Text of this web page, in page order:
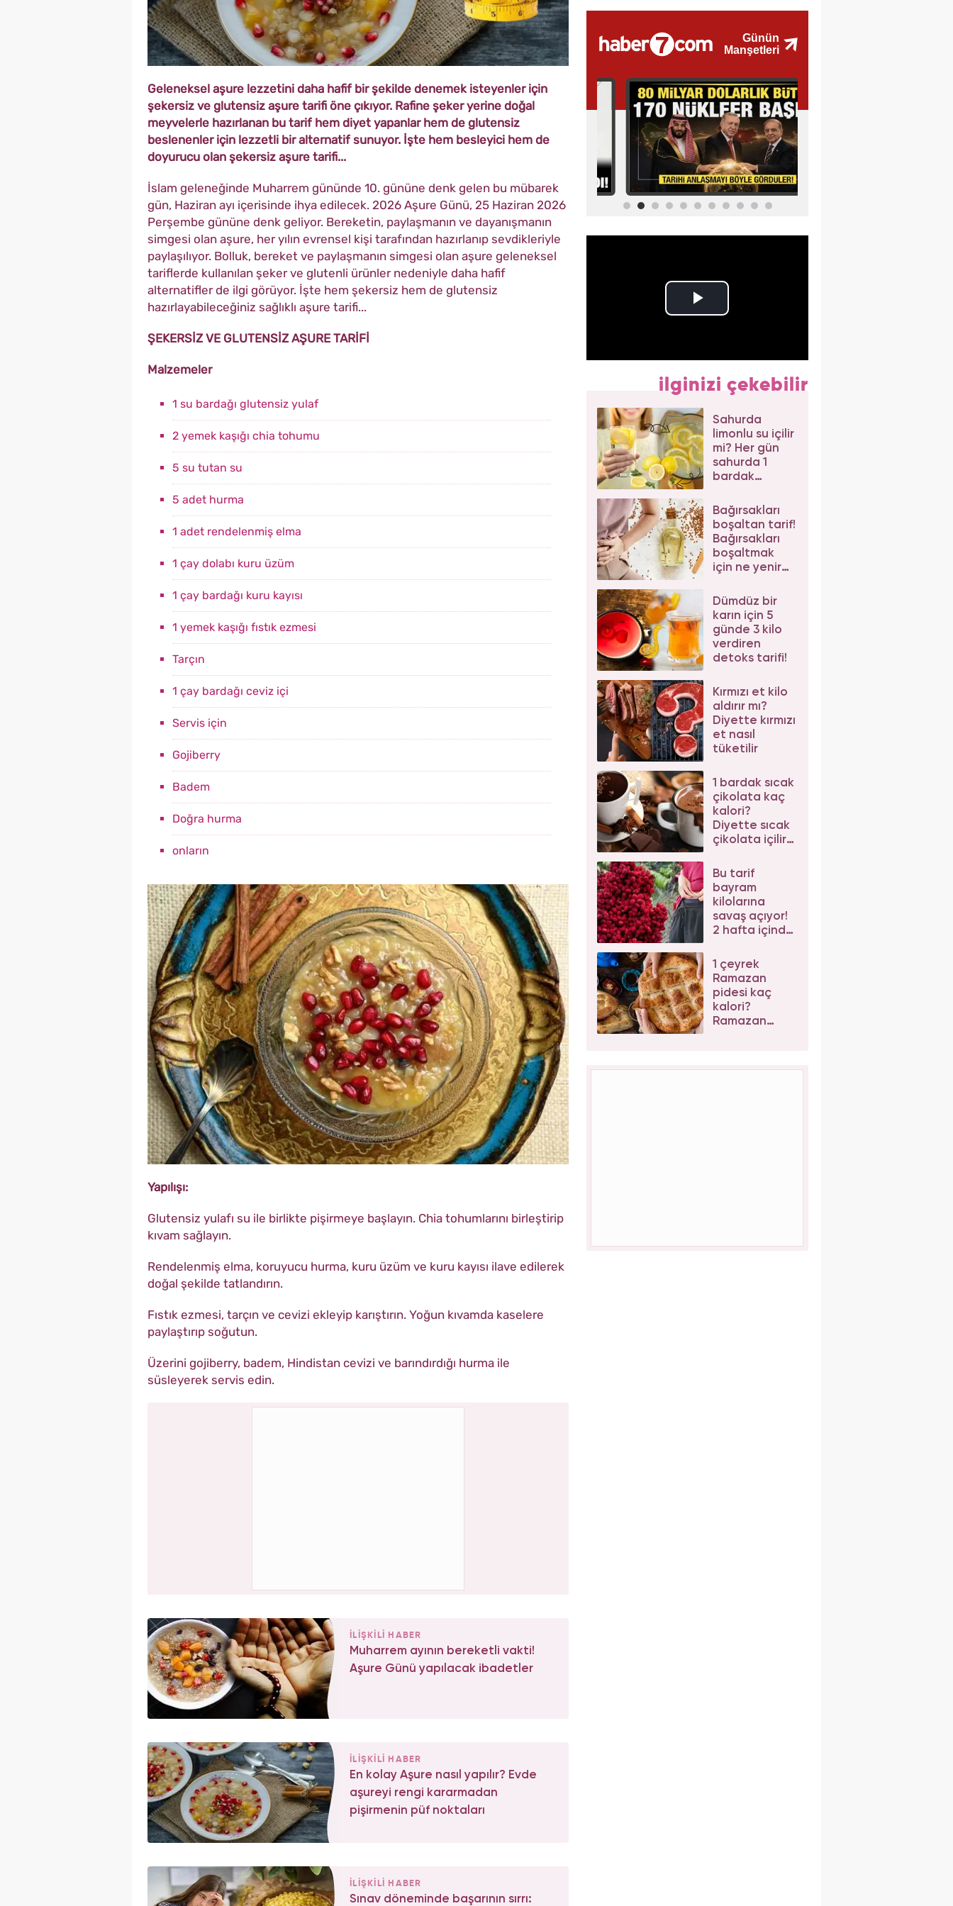
Geleneksel aşure lezzetini daha hafif bir şekilde denemek isteyenler için
şekersiz ve glutensiz aşure tarifi öne çıkıyor. Rafine şeker yerine doğal
meyvelerle hazırlanan bu tarif hem diyet yapanlar hem de glutensiz
beslenenler için lezzetli bir alternatif sunuyor. İşte hem besleyici hem de
doyurucu olan şekersiz aşure tarifi...
İslam geleneğinde Muharrem gününde 10. gününe denk gelen bu mübarek
gün, Haziran ayı içerisinde ihya edilecek. 2026 Aşure Günü, 25 Haziran 2026
Perşembe gününe denk geliyor. Bereketin, paylaşmanın ve dayanışmanın
simgesi olan aşure, her yılın evrensel kişi tarafından hazırlanıp sevdikleriyle
paylaşılıyor. Bolluk, bereket ve paylaşmanın simgesi olan aşure geleneksel
tariflerde kullanılan şeker ve glutenli ürünler nedeniyle daha hafif
alternatifler de ilgi görüyor. İşte hem şekersiz hem de glutensiz
hazırlayabileceğiniz sağlıklı aşure tarifi...
ŞEKERSİZ VE GLUTENSİZ AŞURE TARİFİ
Malzemeler
1 su bardağı glutensiz yulaf
2 yemek kaşığı chia tohumu
5 su tutan su
5 adet hurma
1 adet rendelenmiş elma
1 çay dolabı kuru üzüm
1 çay bardağı kuru kayısı
1 yemek kaşığı fıstık ezmesi
Tarçın
1 çay bardağı ceviz içi
Servis için
Gojiberry
Badem
Doğra hurma
onların
Yapılışı:
Glutensiz yulafı su ile birlikte pişirmeye başlayın. Chia tohumlarını birleştirip
kıvam sağlayın.
Rendelenmiş elma, koruyucu hurma, kuru üzüm ve kuru kayısı ilave edilerek
doğal şekilde tatlandırın.
Fıstık ezmesi, tarçın ve cevizi ekleyip karıştırın. Yoğun kıvamda kaselere
paylaştırıp soğutun.
Üzerini gojiberry, badem, Hindistan cevizi ve barındırdığı hurma ile
süsleyerek servis edin.
İLİŞKİLİ HABER
Muharrem ayının bereketli vakti!
Aşure Günü yapılacak ibadetler
İLİŞKİLİ HABER
En kolay Aşure nasıl yapılır? Evde
aşureyi rengi kararmadan
pişirmenin püf noktaları
İLİŞKİLİ HABER
Sınav döneminde başarının sırrı:
ilginizi çekebilir
Sahurda
limonlu su içilir
mi? Her gün
sahurda 1
bardak
içerseniz...
Bağırsakları
boşaltan tarif!
Bağırsakları
boşaltmak
için ne yenir?
temizliği kürü
Dümdüz bir
karın için 5
günde 3 kilo
verdiren
detoks tarifi!
Kırmızı et kilo
aldırır mı?
Diyette kırmızı
et nasıl
tüketilir
1 bardak sıcak
çikolata kaç
kalori?
Diyette sıcak
çikolata içilir
çikolatanın
faydası
Bu tarif
bayram
kilolarına
savaş açıyor!
2 hafta içinde
yok ediyor
1 çeyrek
Ramazan
pidesi kaç
kalori?
Ramazan